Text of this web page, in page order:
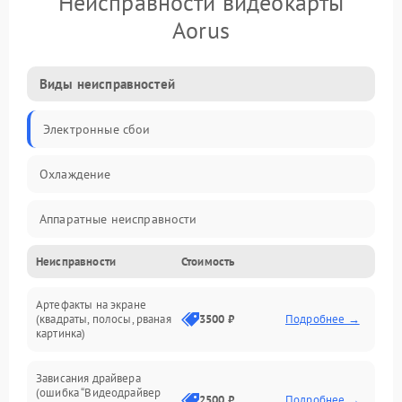
Aorus
Виды неисправностей
Электронные сбои
Охлаждение
Аппаратные неисправности
Перегрев и термопроблемы
Видео
Неисправности Стоимость
Артефакты на экране
(квадраты, полосы, рваная
картинка)
3500 ₽ Подробнее →
Зависания драйвера
(ошибка “Видеодрайвер